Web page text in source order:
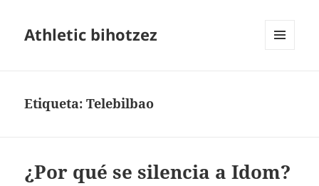
Athletic bihotzez
Etiqueta:Telebilbao
¿Por qué se silencia a Idom?